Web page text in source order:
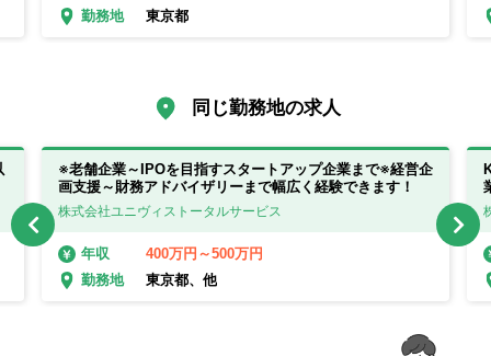
勤務地
東京都
同じ勤務地の求人
※老舗企業～IPOを目指すスタートアップ企業まで※経営企
画支援～財務アドバイザリーまで幅広く経験できます！
株式会社ユニヴィストータルサービス
年収
400万円～500万円
勤務地
東京都、他